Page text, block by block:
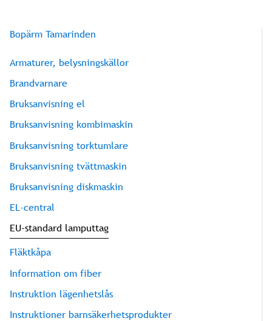
Bopärm Tamarinden
Armaturer, belysningskällor
Brandvarnare
Bruksanvisning el
Bruksanvisning kombimaskin
Bruksanvisning torktumlare
Bruksanvisning tvättmaskin
Bruksanvisning diskmaskin
EL-central
EU-standard lamputtag
Fläktkåpa
Information om fiber
Instruktion lägenhetslås
Instruktioner barnsäkerhetsprodukter